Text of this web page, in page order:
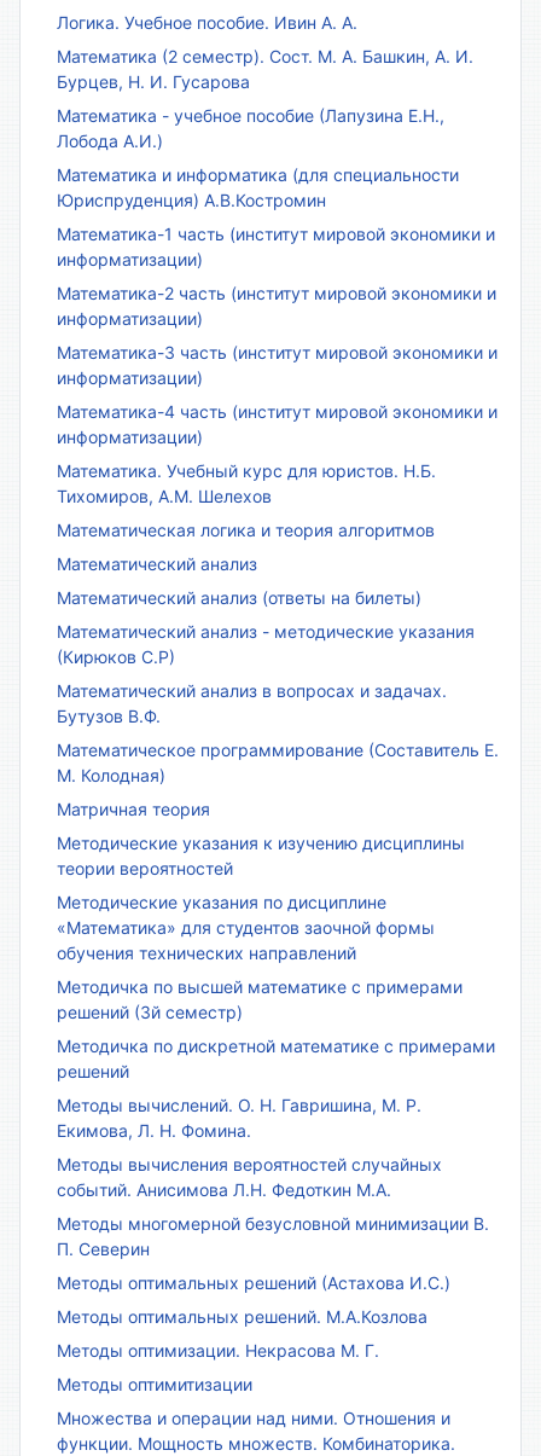
Логика. Учебное пособие. Ивин А. А.
Математика (2 семестр). Сост. М. А. Башкин, А. И.
Бурцев, Н. И. Гусарова
Математика - учебное пособие (Лапузина Е.Н.,
Лобода А.И.)
Математика и информатика (для специальности
Юриспруденция) А.В.Костромин
Математика-1 часть (институт мировой экономики и
информатизации)
Математика-2 часть (институт мировой экономики и
информатизации)
Математика-3 часть (институт мировой экономики и
информатизации)
Математика-4 часть (институт мировой экономики и
информатизации)
Математика. Учебный курс для юристов. Н.Б.
Тихомиров, А.М. Шелехов
Математическая логика и теория алгоритмов
Математический анализ
Математический анализ (ответы на билеты)
Математический анализ - методические указания
(Кирюков С.Р)
Математический анализ в вопросах и задачах.
Бутузов В.Ф.
Математическое программирование (Составитель Е.
М. Колодная)
Матричная теория
Методические указания к изучению дисциплины
теории вероятностей
Методические указания по дисциплине
«Математика» для студентов заочной формы
обучения технических направлений
Методичка по высшей математике с примерами
решений (3й семестр)
Методичка по дискретной математике с примерами
решений
Методы вычислений. О. Н. Гавришина, М. Р.
Екимова, Л. Н. Фомина.
Методы вычисления вероятностей случайных
событий. Анисимова Л.Н. Федоткин М.А.
Методы многомерной безусловной минимизации В.
П. Северин
Методы оптимальных решений (Астахова И.С.)
Методы оптимальных решений. М.А.Козлова
Методы оптимизации. Некрасова М. Г.
Методы оптимитизации
Множества и операции над ними. Отношения и
функции. Мощность множеств. Комбинаторика.